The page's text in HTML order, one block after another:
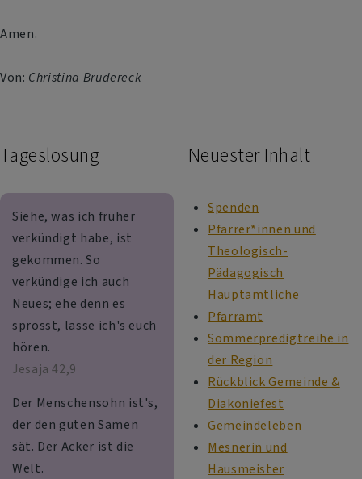
Amen.
Von: Christina Brudereck
Tageslosung
Siehe, was ich früher
verkündigt habe, ist
gekommen. So
verkündige ich auch
Neues; ehe denn es
sprosst, lasse ich's euch
hören.
Jesaja 42,9
Der Menschensohn ist's,
der den guten Samen
sät. Der Acker ist die
Welt.
Neuester Inhalt
Spenden
Pfarrer*innen und
Theologisch-
Pädagogisch
Hauptamtliche
Pfarramt
Sommerpredigtreihe in
der Region
Rückblick Gemeinde &
Diakoniefest
Gemeindeleben
Mesnerin und
Hausmeister